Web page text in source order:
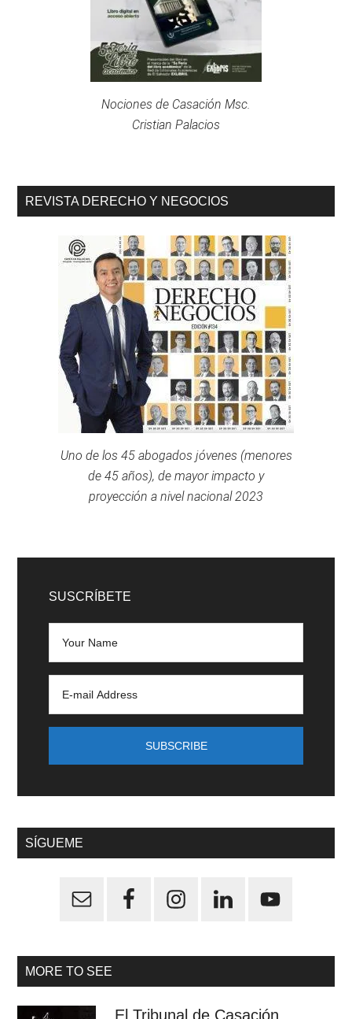
Nociones de Casación Msc.
Cristian Palacios
REVISTA DERECHO Y NEGOCIOS
Uno de los 45 abogados jóvenes (menores
de 45 años), de mayor impacto y
proyección a nivel nacional 2023
SUSCRÍBETE
SÍGUEME
MORE TO SEE
El Tribunal de Casación